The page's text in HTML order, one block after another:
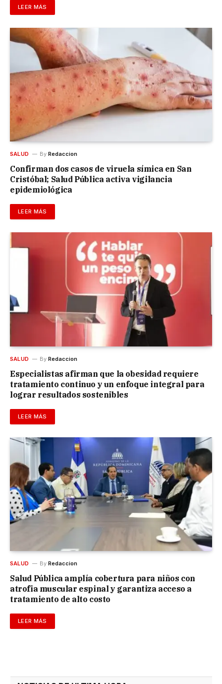
LEER MÁS
SALUD By Redaccion
Confirman dos casos de viruela símica en San
Cristóbal; Salud Pública activa vigilancia
epidemiológica
LEER MÁS
SALUD By Redaccion
Especialistas afirman que la obesidad requiere
tratamiento continuo y un enfoque integral para
lograr resultados sostenibles
LEER MÁS
SALUD By Redaccion
Salud Pública amplía cobertura para niños con
atrofia muscular espinal y garantiza acceso a
tratamiento de alto costo
LEER MÁS